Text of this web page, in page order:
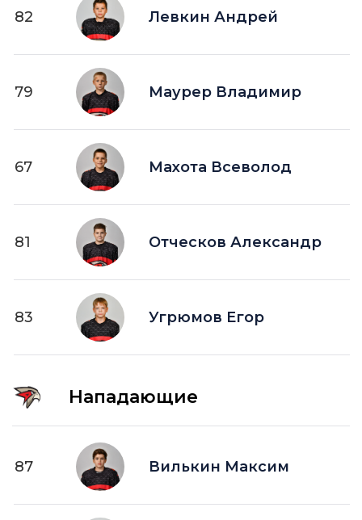
82 Левкин Андрей
79 Маурер Владимир
67 Махота Всеволод
81 Отческов Александр
83 Угрюмов Егор
Нападающие
87 Вилькин Максим